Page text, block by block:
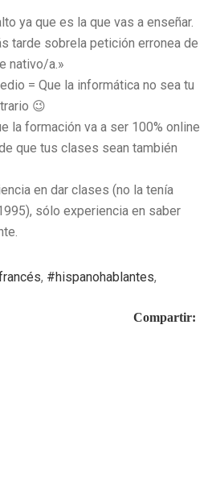
ya que es la que vas a enseñar.
tarde sobrela petición erronea de
nativo/a.»
= Que la informática no sea tu
😉
la formación va a ser 100% online
que tus clases sean también
en dar clases (no la tenía
sólo experiencia en saber
, #hispanohablantes,
Compartir: